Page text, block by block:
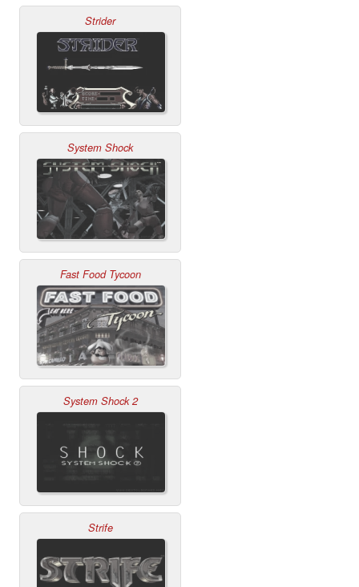
Strider
System Shock
Fast Food Tycoon
System Shock 2
Strife